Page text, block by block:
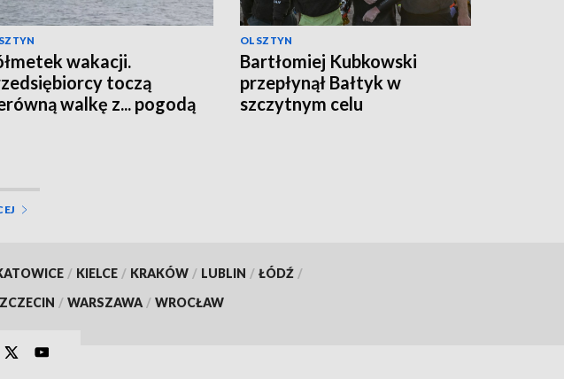
wakacji.
toczą
walkę z... pogodą
OLSZTYN
Bartłomiej Kubkowski
przepłynął Bałtyk w
szczytnym celu
/ KIELCE / KRAKÓW / LUBLIN / ŁÓDŹ /
/ WARSZAWA / WROCŁAW